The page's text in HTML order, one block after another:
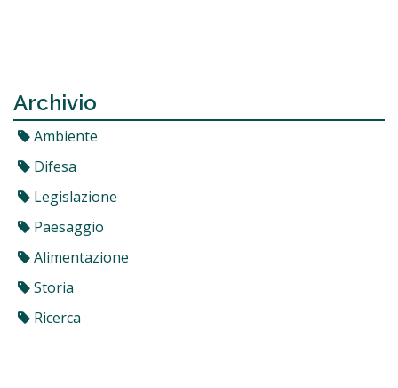
Archivio
Ambiente
Difesa
Legislazione
Paesaggio
Alimentazione
Storia
Ricerca